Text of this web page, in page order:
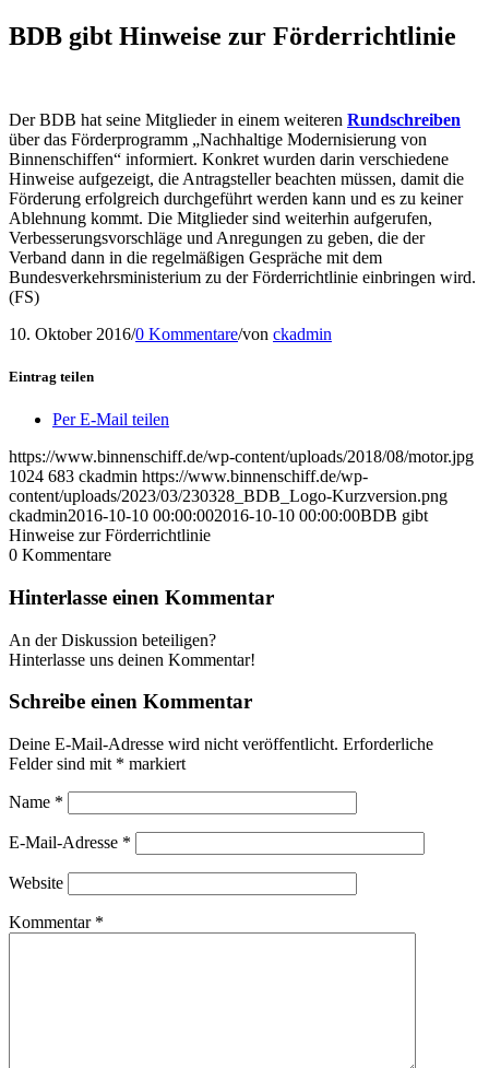
BDB gibt Hinweise zur Förderrichtlinie
Der BDB hat seine Mitglieder in einem weiteren Rundschreiben
über das Förderprogramm „Nachhaltige Modernisierung von
Binnenschiffen“ informiert. Konkret wurden darin verschiedene
Hinweise aufgezeigt, die Antragsteller beachten müssen, damit die
Förderung erfolgreich durchgeführt werden kann und es zu keiner
Ablehnung kommt. Die Mitglieder sind weiterhin aufgerufen,
Verbesserungsvorschläge und Anregungen zu geben, die der
Verband dann in die regelmäßigen Gespräche mit dem
Bundesverkehrsministerium zu der Förderrichtlinie einbringen wird.
(FS)
10. Oktober 2016/0 Kommentare/von ckadmin
Eintrag teilen
Per E-Mail teilen
https://www.binnenschiff.de/wp-content/uploads/2018/08/motor.jpg
1024 683 ckadmin https://www.binnenschiff.de/wp-
content/uploads/2023/03/230328_BDB_Logo-Kurzversion.png
ckadmin2016-10-10 00:00:002016-10-10 00:00:00BDB gibt
Hinweise zur Förderrichtlinie
0 Kommentare
Hinterlasse einen Kommentar
An der Diskussion beteiligen?
Hinterlasse uns deinen Kommentar!
Schreibe einen Kommentar
Deine E-Mail-Adresse wird nicht veröffentlicht. Erforderliche
Felder sind mit * markiert
Name *
E-Mail-Adresse *
Website
Kommentar *